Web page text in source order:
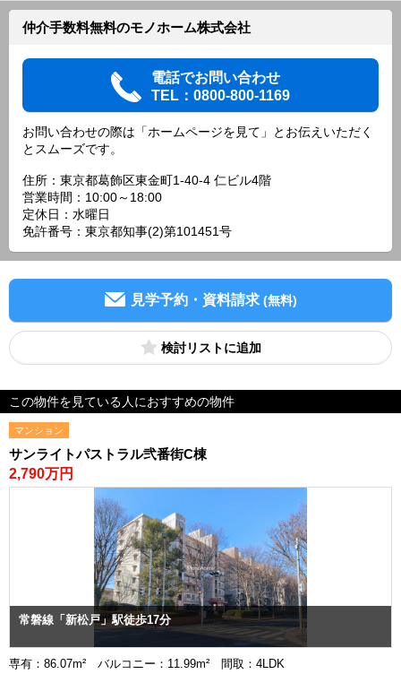
仲介手数料無料のモノホーム株式会社
電話でお問い合わせ
TEL：0800-800-1169
お問い合わせの際は「ホームページを見て」とお伝えいただく
とスムーズです。
住所：東京都葛飾区東金町1-40-4 仁ビル4階
営業時間：10:00～18:00
定休日：水曜日
免許番号：東京都知事(2)第101451号
見学予約・資料請求 (無料)
検討リスト
この物件を見ている人におすすめの物件
マンション
サンライトパストラル弐番街C棟
2,790万円
常磐線「新松戸」駅徒歩17分
専有：86.07m² バルコニー：11.99m² 間取：4LDK